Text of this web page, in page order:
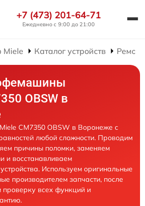
+7 (473) 201-64-71
Ежедневно с 9:00 до 21:00
Miele Каталог устройств
OBSW в
CM7350 OBSW в Воронеже с
любой сложности. Проводим
причины поломки, заменяем
и восстанавливаем
Используем оригинальные
производителем запчасти, после
проверку всех функций и